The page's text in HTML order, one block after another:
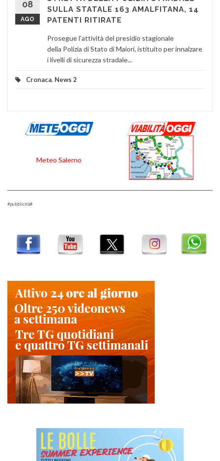
08
AGO
SULLA STATALE 163 AMALFITANA, 14
PATENTI RITIRATE
Prosegue l'attività del presidio stagionale
della Polizia di Stato di Maiori, istituito per innalzare
i livelli di sicurezza stradale...
Cronaca, News 2
Meteo Salerno
#pubblicità#